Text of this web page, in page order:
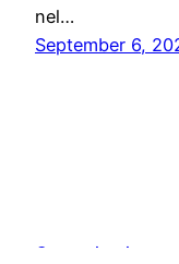
nel…
September 6,
Comunicati